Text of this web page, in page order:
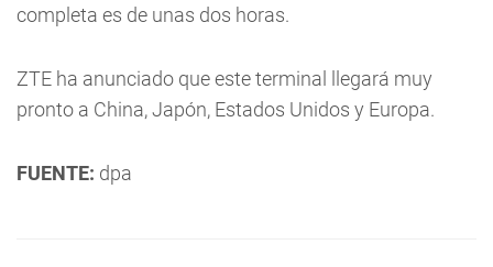
completa es de unas dos horas.
ZTE ha anunciado que este terminal llegará muy
pronto a China, Japón, Estados Unidos y Europa.
FUENTE: dpa